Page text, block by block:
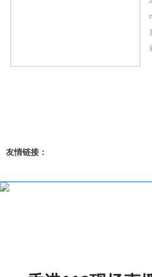
友情链接：